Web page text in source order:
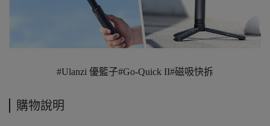
#Ulanzi 優籃子#Go-Quick II#磁吸快拆
購物說明